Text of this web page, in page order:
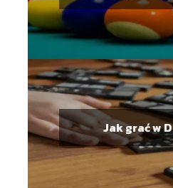
Jak grać w